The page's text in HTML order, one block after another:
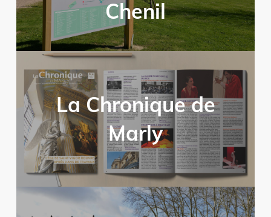
Chenil
La Chronique de
Marly